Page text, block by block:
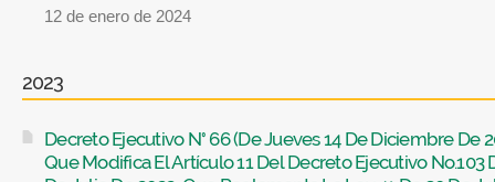
12 de enero de 2024
2023
Decreto Ejecutivo N° 66 (De Jueves 14 De Diciembre De
Que Modifica El Artículo 11 Del Decreto Ejecutivo No.103